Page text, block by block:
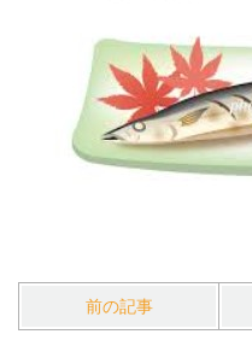
前の記事